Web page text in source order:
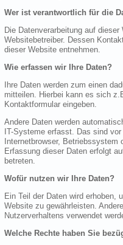
Wer ist verantwortlich für die
Die Datenverarbeitung auf
Websitebetreiber. Dessen
dieser Website entnehmen.
Wie erfassen wir Ihre Daten?
Ihre Daten werden zum einen
mitteilen. Hierbei kann es sich
Kontaktformular eingeben.
Andere Daten werden
IT-Systeme erfasst. Das sind
Internetbrowser, Betriebssystem
Erfassung dieser Daten erfolgt
betreten.
Wofür nutzen wir Ihre Daten?
Ein Teil der Daten wird erhoben,
Website zu gewährleisten.
Nutzerverhaltens verwendet
Welche Rechte haben Sie